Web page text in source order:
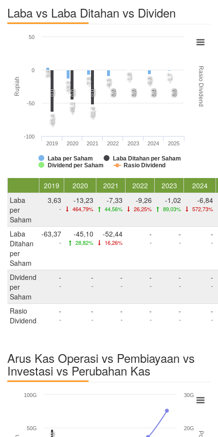
Laba vs Laba Ditahan vs Dividen
Rupiah Rasio Dividend
3,6
-13,2 -7,3 -9,3
-1,0 -6,8 -1,7
-63,4
-45,1 -52,4
0,0 0,0 0,0 0,0
0,0 0,0 0,0 0,0 0,0 0,0 0,0
Laba per Saham
Laba Ditahan per Saham
Dividend per Saham
Rasio Dividend
2019 2020 2021 2022 2023 2024 2025
-100
-50
0
50
2019 2020 2021 2022 2023
2024
Laba
per
Saham
3,63
-
-13,23
464,79%
-7,33
44,56%
-9,26
26,25%
-1,02
89,03%
-6,84
572,73%
Laba
Ditahan
per
Saham
-63,37
-
-45,10
28,82%
-52,44
16,26%
-
-
-
-
-
-
Dividend
per
Saham
-
-
-
-
-
-
-
-
-
-
-
-
Rasio
Dividend
-
-
-
-
-
-
-
-
-
-
-
-
Arus Kas Operasi vs Pembiayaan vs
Investasi vs Perubahan Kas
50G
100G
20G
30G